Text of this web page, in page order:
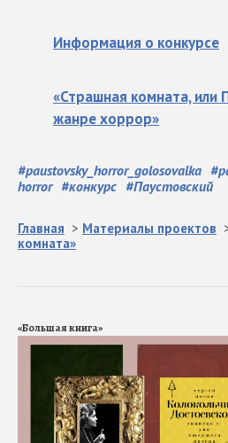
Информация о конкурсе
«Страшная комната, или
жанре хоррор»
#paustovsky_horror_golosovalka #
horror #конкурс #Паустовский
Главная > Материалы проектов
комната»
«Большая книга»